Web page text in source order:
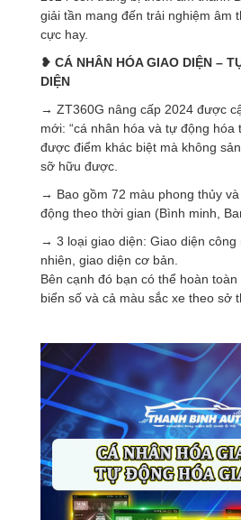
giải tần mang đến trải nghiệm âm
cực hay.
❥ CÁ NHÂN HÓA GIAO DIỆN –
DIỆN
→ ZT360G nâng cấp 2024 được
mới: “cá nhân hóa và tự động hóa
được điểm khác biệt mà không
sỡ hữu được.
→ Bao gồm 72 màu phong thủy
động theo thời gian (Bình minh,
→ 3 loại giao diện: Giao diện công
nhiên, giao diện cơ bản.
Bên cạnh đó bạn có thể hoàn toàn
biển số và cả màu sắc xe theo sở